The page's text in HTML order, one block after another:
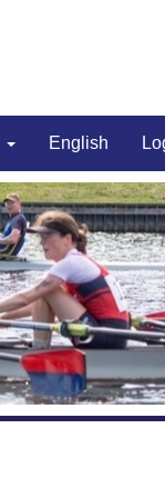
English